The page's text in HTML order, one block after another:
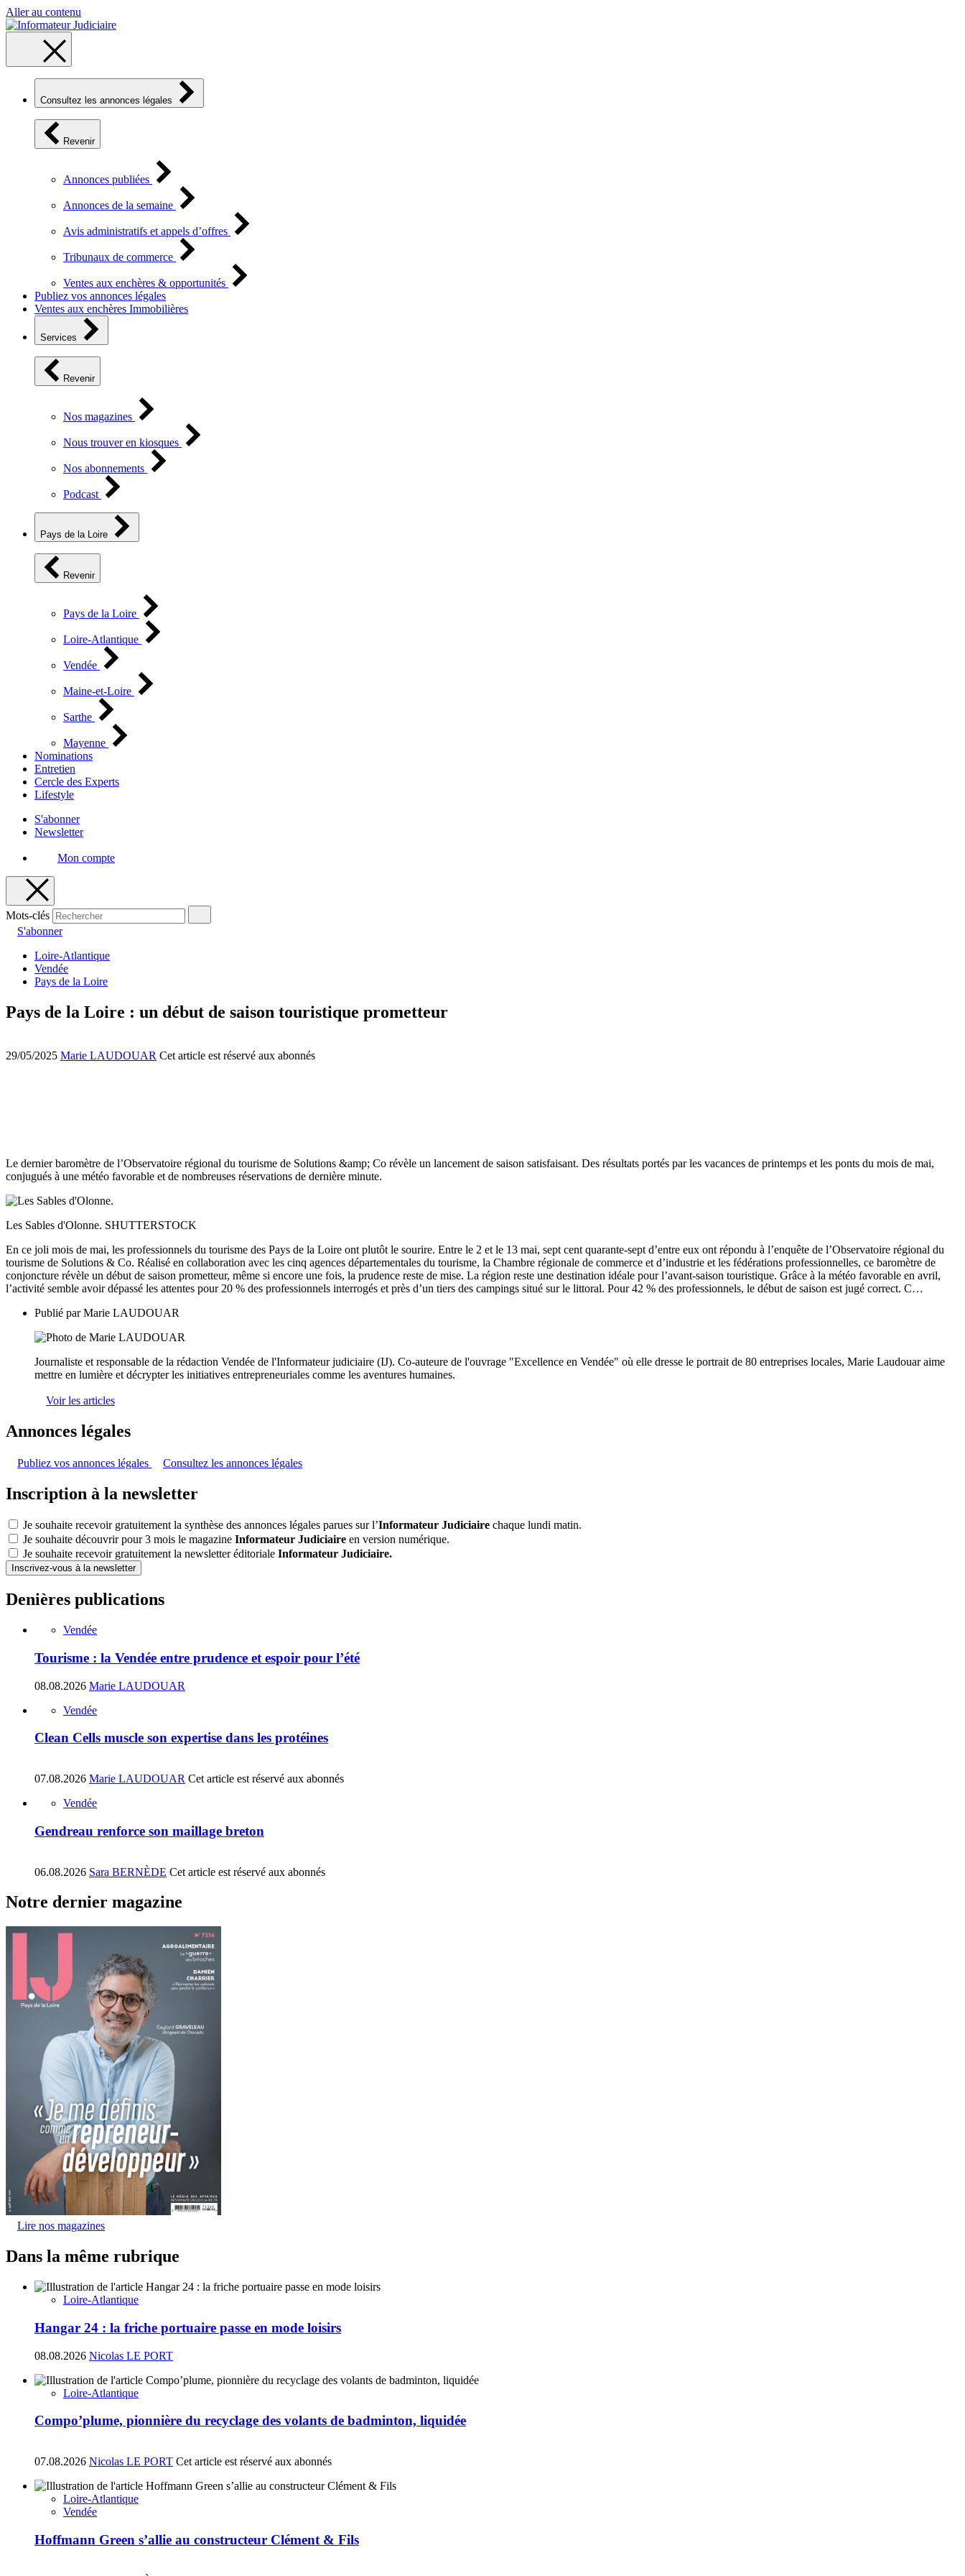
Aller au contenu
Consultez les annonces légales
Revenir
Annonces publiées
Annonces de la semaine
Avis administratifs et appels d’offres
Tribunaux de commerce
Ventes aux enchères & opportunités
Publiez vos annonces légales
Ventes aux enchères Immobilières
Services
Revenir
Nos magazines
Nous trouver en kiosques
Nos abonnements
Podcast
Pays de la Loire
Revenir
Pays de la Loire
Loire-Atlantique
Vendée
Maine-et-Loire
Sarthe
Mayenne
Nominations
Entretien
Cercle des Experts
Lifestyle
S'abonner
Newsletter
Mon compte
Mots-clés
S'abonner
Loire-Atlantique
Vendée
Pays de la Loire
Pays de la Loire : un début de saison touristique prometteur
29/05/2025 Marie LAUDOUAR Cet article est réservé aux abonnés
Le dernier baromètre de l’Observatoire régional du tourisme de Solutions &amp; Co révèle un lancement de saison satisfaisant. Des résultats portés par les vacances de printemps et les ponts du mois de mai,
conjugués à une météo favorable et de nombreuses réservations de dernière minute.
Les Sables d'Olonne. SHUTTERSTOCK
En ce joli mois de mai, les professionnels du tourisme des Pays de la Loire ont plutôt le sourire. Entre le 2 et le 13 mai, sept cent quarante-sept d’entre eux ont répondu à l’enquête de l’Observatoire régional du
tourisme de Solutions & Co. Réalisé en collaboration avec les cinq agences départementales du tourisme, la Chambre régionale de commerce et d’industrie et les fédérations professionnelles, ce baromètre de
conjoncture révèle un début de saison prometteur, même si encore une fois, la prudence reste de mise. La région reste une destination idéale pour l’avant-saison touristique. Grâce à la météo favorable en avril,
l’activité semble avoir dépassé les attentes pour 20 % des professionnels interrogés et près d’un tiers des campings situé sur le littoral. Pour 42 % des professionnels, le début de saison est jugé correct. C…
Publié parMarie LAUDOUAR
Journaliste et responsable de la rédaction Vendée de l'Informateur judiciaire (IJ). Co-auteure de l'ouvrage "Excellence en Vendée" où elle dresse le portrait de 80 entreprises locales, Marie Laudouar aime
mettre en lumière et décrypter les initiatives entrepreneuriales comme les aventures humaines.
Voir les articles
Annonces légales
Publiez vos annonces légales Consultez les annonces légales
Inscription à la newsletter
Je souhaite recevoir gratuitement la synthèse des annonces légales parues sur l’Informateur Judiciaire chaque lundi matin.
Je souhaite découvrir pour 3 mois le magazine Informateur Judiciaire en version numérique.
Je souhaite recevoir gratuitement la newsletter éditoriale Informateur Judiciaire.
Inscrivez-vous à la newsletter
Denières publications
Vendée
Tourisme : la Vendée entre prudence et espoir pour l’été
08.08.2026 Marie LAUDOUAR
Vendée
Clean Cells muscle son expertise dans les protéines
07.08.2026 Marie LAUDOUAR Cet article est réservé aux abonnés
Vendée
Gendreau renforce son maillage breton
06.08.2026 Sara BERNÈDE Cet article est réservé aux abonnés
Notre dernier magazine
Lire nos magazines
Dans la même rubrique
Loire-Atlantique
Hangar 24 : la friche portuaire passe en mode loisirs
08.08.2026 Nicolas LE PORT
Loire-Atlantique
Compo’plume, pionnière du recyclage des volants de badminton, liquidée
07.08.2026 Nicolas LE PORT Cet article est réservé aux abonnés
Loire-Atlantique
Vendée
Hoffmann Green s’allie au constructeur Clément & Fils